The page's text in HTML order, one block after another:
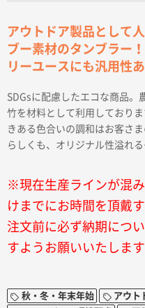
アウトドア製品として
ブー素材のタンブラー
リーユースにも汎用性
SDGsに配慮したエコな商品。
竹を材料として利用しており
きある色合いの調和はお客さ
らしくも、オリジナル性溢れ
※現在生産ラインが混
けまでにお時間を頂戴
注文前に必ず納期につ
すようお願いいたします
秋・冬・年末年始 アウト